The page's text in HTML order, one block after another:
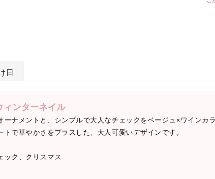
日
ィンターネイル
ーナメントと、シンプルで大人なチェックをベージュ×ワインカ
トで華やかさをプラスした、大人可愛いデザインです。
ック、クリスマス